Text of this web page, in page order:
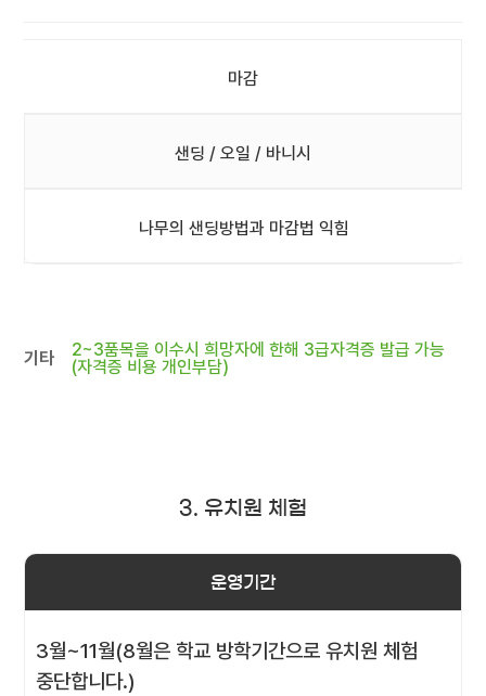
마감
샌딩 / 오일 / 바니시
나무의 샌딩방법과 마감법 익힘
기타
2~3품목을 이수시 희망자에 한해 3급자격증 발급 가능
(자격증 비용 개인부담)
3. 유치원 체험
운영기간
3월~11월(8월은 학교 방학기간으로 유치원 체험
중단합니다.)